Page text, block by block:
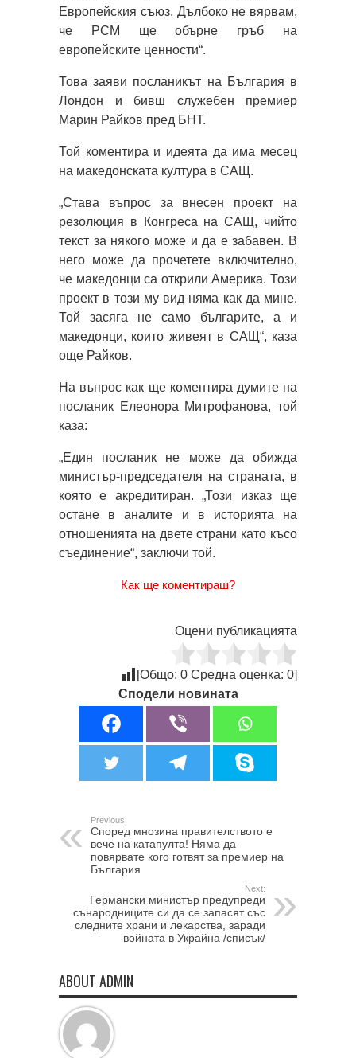
Европейския съюз. Дълбоко не вярвам,
че РСМ ще обърне гръб на
европейските ценности“.
Това заяви посланикът на България в
Лондон и бивш служебен премиер
Марин Райков пред БНТ.
Той коментира и идеята да има месец
на македонската култура в САЩ.
„Става въпрос за внесен проект на
резолюция в Конгреса на САЩ, чийто
текст за някого може и да е забавен. В
него може да прочетете включително,
че македонци са открили Америка. Този
проект в този му вид няма как да мине.
Той засяга не само българите, а и
македонци, които живеят в САЩ“, каза
още Райков.
На въпрос как ще коментира думите на
посланик Елеонора Митрофанова, той
каза:
„Един посланик не може да обижда
министър-председателя на страната, в
която е акредитиран. „Този изказ ще
остане в аналите и в историята на
отношенията на двете страни като късо
съединение“, заключи той.
Как ще коментираш?
Оцени публикацията
[Общо: 0 Средна оценка: 0]
Сподели новината
Previous:
Според мнозина правителството е
вече на катапулта! Няма да
повярвате кого готвят за премиер на
България
Next:
Германски министър предупреди
сънародниците си да се запасят със
следните храни и лекарства, заради
войната в Украйна /списък/
ABOUT ADMIN